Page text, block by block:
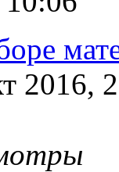
2016,